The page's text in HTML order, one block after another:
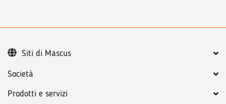
Società
Prodotti e servizi
Siti di Mascus